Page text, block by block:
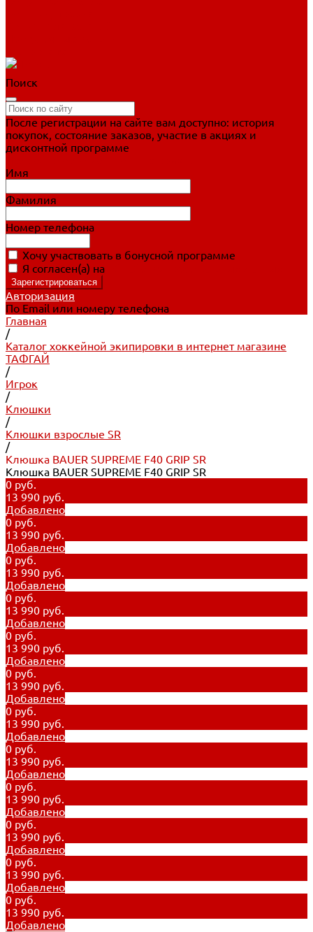
Поиск
После регистрации на сайте вам доступно: история
покупок, состояние заказов, участие в акциях и
дисконтной программе
Имя
Фамилия
Номер телефона
Хочу участвовать в бонусной программе
Я согласен(а) на
Авторизация
По Email или номеру телефона
Главная
/
Каталог хоккейной экипировки в интернет магазине
ТАФГАЙ
/
Игрок
/
Клюшки
/
Клюшки взрослые SR
/
Клюшка BAUER SUPREME F40 GRIP SR
Клюшка BAUER SUPREME F40 GRIP SR
0 руб.
13 990 руб.
Добавлено
0 руб.
13 990 руб.
Добавлено
0 руб.
13 990 руб.
Добавлено
0 руб.
13 990 руб.
Добавлено
0 руб.
13 990 руб.
Добавлено
0 руб.
13 990 руб.
Добавлено
0 руб.
13 990 руб.
Добавлено
0 руб.
13 990 руб.
Добавлено
0 руб.
13 990 руб.
Добавлено
0 руб.
13 990 руб.
Добавлено
0 руб.
13 990 руб.
Добавлено
0 руб.
13 990 руб.
Добавлено